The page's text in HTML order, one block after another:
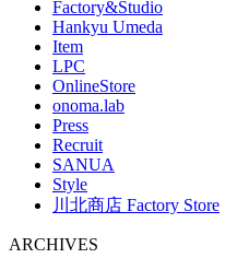
Factory&Studio
Hankyu Umeda
Item
LPC
OnlineStore
onoma.lab
Press
Recruit
SANUA
Style
川北商店 Factory Store
ARCHIVES